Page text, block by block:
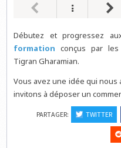
Débutez et progressez
formation conçus par
Tigran Gharamian.
Vous avez une idée qui nous
invitons à déposer un
PARTAGER: TWITTER